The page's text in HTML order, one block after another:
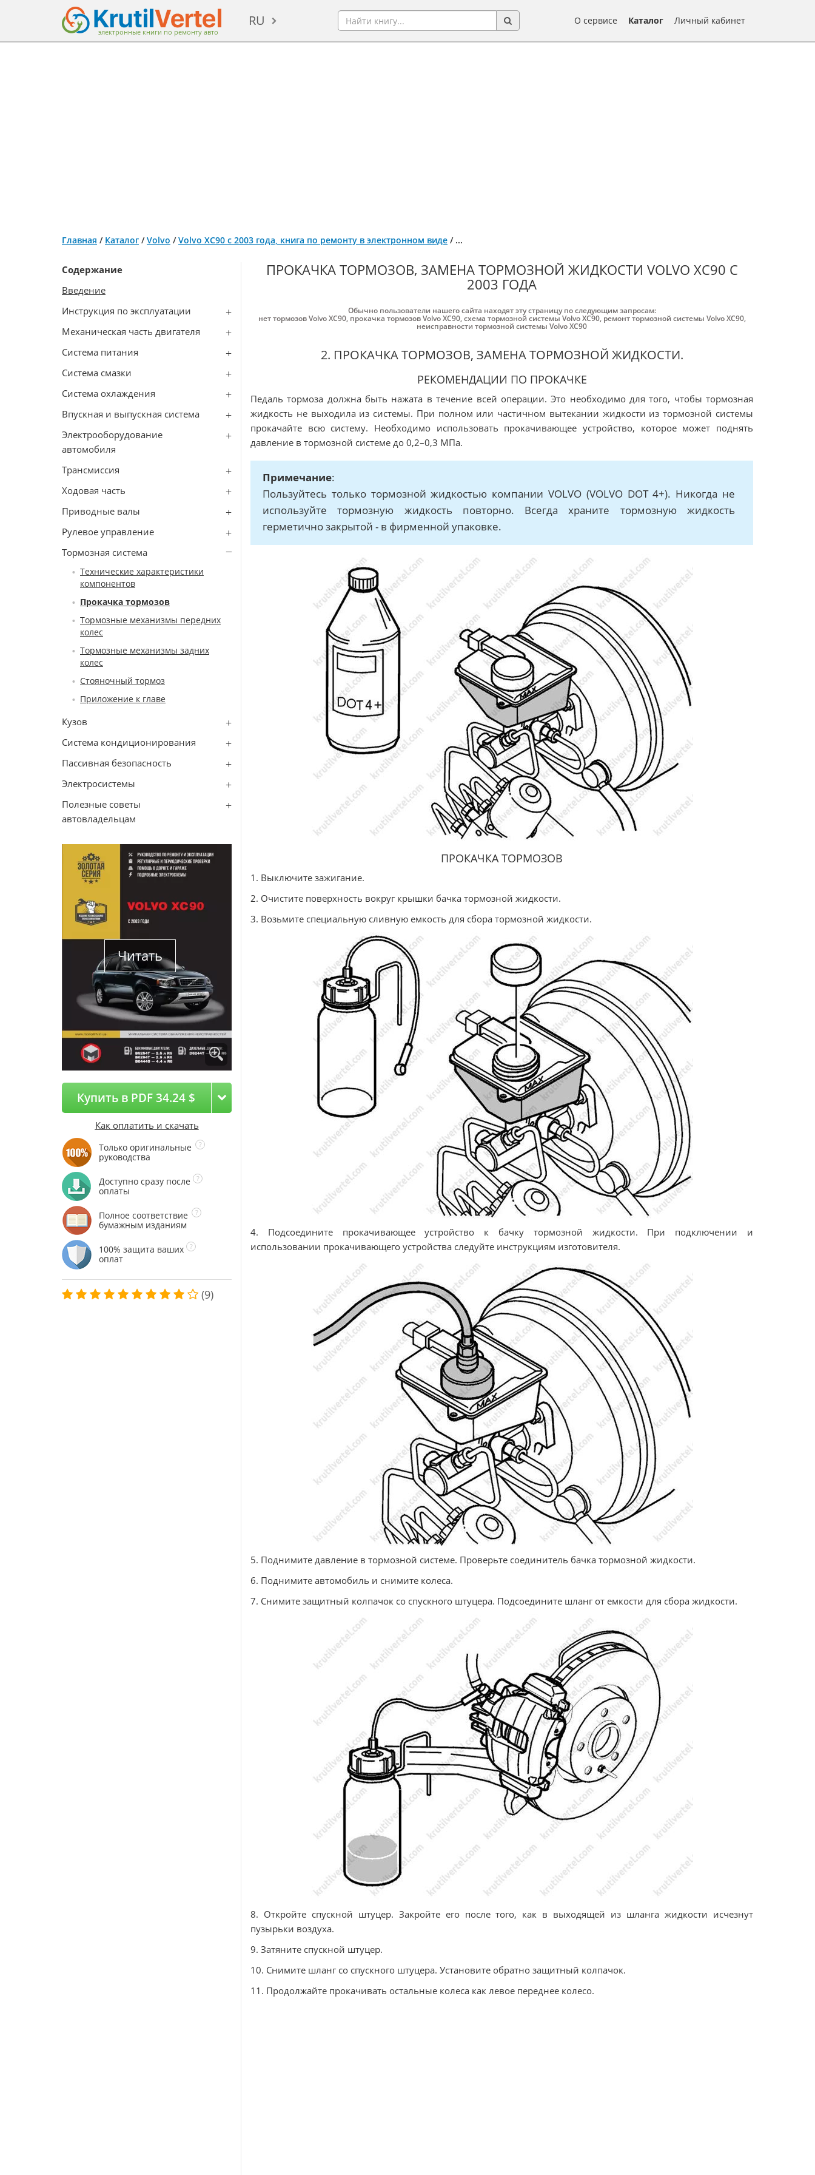
электронные книги по ремонту авто
RU О сервисе Каталог Личный кабинет
Главная / Каталог /Volvo /Volvo XC90 с 2003 года, книга по ремонту в электронном виде / ...
Содержание
Введение
Инструкция по эксплуатации
Механическая часть двигателя
Система питания
Система смазки
Система охлаждения
Впускная и выпускная система
Электрооборудование
автомобиля
Трансмиссия
Ходовая часть
Приводные валы
Рулевое управление
Тормозная система
Технические характеристики
компонентов
Прокачка тормозов
Тормозные механизмы передних
колес
Тормозные механизмы задних
колес
Стояночный тормоз
Приложение к главе
Кузов
Система кондиционирования
Пассивная безопасность
Электросистемы
Полезные советы
автовладельцам
Читать
Купить в PDF 34.24 $
Как оплатить и скачать
Только оригинальные
руководства
Доступно сразу после
оплаты
Полное соответствие
бумажным изданиям
100% защита ваших
оплат
(9)
ПРОКАЧКА ТОРМОЗОВ, ЗАМЕНА ТОРМОЗНОЙ ЖИДКОСТИ VOLVO XC90 С
2003 ГОДА
Обычно пользователи нашего сайта находят эту страницу по следующим запросам:
нет тормозов Volvo XC90, прокачка тормозов Volvo XC90,схема тормозной системы Volvo XC90, ремонт тормозной системы Volvo XC90,
неисправности тормозной системы Volvo XC90
2. ПРОКАЧКА ТОРМОЗОВ, ЗАМЕНА ТОРМОЗНОЙ ЖИДКОСТИ.
РЕКОМЕНДАЦИИ ПО ПРОКАЧКЕ
Педаль тормоза должна быть нажата в течение всей операции. Это необходимо для того, чтобы тормозная
жидкость не выходила из системы. При полном или частичном вытекании жидкости из тормозной системы
прокачайте всю систему. Необходимо использовать прокачивающее устройство, которое может поднять
давление в тормозной системе до 0,2–0,3 МПа.
Примечание:
Пользуйтесь только тормозной жидкостью компании VOLVO (VOLVO DOT 4+). Никогда не
используйте тормозную жидкость повторно. Всегда храните тормозную жидкость
герметично закрытой - в фирменной упаковке.
ПРОКАЧКА ТОРМОЗОВ
1. Выключите зажигание.
2. Очистите поверхность вокруг крышки бачка тормозной жидкости.
3. Возьмите специальную сливную емкость для сбора тормозной жидкости.
4. Подсоедините прокачивающее устройство к бачку тормозной жидкости. При подключении и
использовании прокачивающего устройства следуйте инструкциям изготовителя.
5. Поднимите давление в тормозной системе. Проверьте соединитель бачка тормозной жидкости.
6. Поднимите автомобиль и снимите колеса.
7. Снимите защитный колпачок со спускного штуцера. Подсоедините шланг от емкости для сбора жидкости.
8. Откройте спускной штуцер. Закройте его после того, как в выходящей из шланга жидкости исчезнут
пузырьки воздуха.
9. Затяните спускной штуцер.
10. Снимите шланг со спускного штуцера. Установите обратно защитный колпачок.
11. Продолжайте прокачивать остальные колеса как левое переднее колесо.